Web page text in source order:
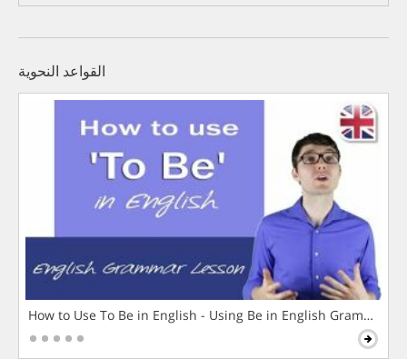
القواعد النحوية
How to Use To Be in English - Using Be in English Grammar